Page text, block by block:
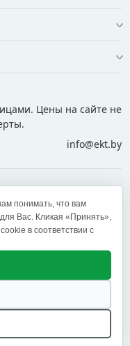
Цены на сайте не
info@ekt.by
Оставить отзыв
Могилев и другие
понимать, что вам
Вас. Кликая «Принять»,
в соответствии с